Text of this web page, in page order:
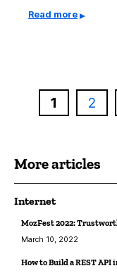
Read more
Page
1 Page
2
More articles
Internet
MozFest 2022:
March 10, 2022
How to Build a REST